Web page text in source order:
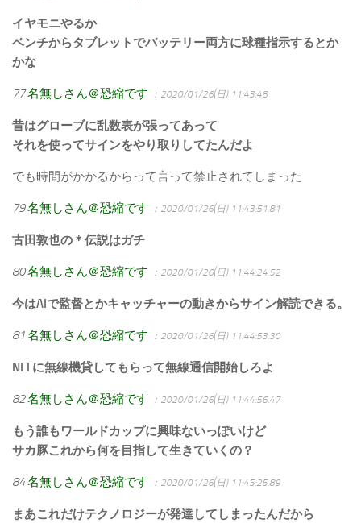
イヤモニやるか
ベンチからタブレットでバッテリー両方に球種指示するとか
かな
77名無しさん＠恐縮です ：2020/01/26(日) 11:43:48
昔はグローブに乱数表が張ってあって
それを使ってサインをやり取りしてたんだよ
でも時間がかかるからって言って禁止されてしまった
79名無しさん＠恐縮です ：2020/01/26(日) 11:43:51.81
古田敦也の＊伝説はガチ
80名無しさん＠恐縮です ：2020/01/26(日) 11:44:24.52
今はAIで監督とかキャッチャーの動きからサイン解読できる。
81名無しさん＠恐縮です ：2020/01/26(日) 11:44:53.30
NFLに無線機貸してもらって無線通信開始しろよ
82名無しさん＠恐縮です ：2020/01/26(日) 11:44:56.47
もう誰もワールドカップに興味ないっぽいけど
サカ豚これから何を目指して生きていくの？
84名無しさん＠恐縮です ：2020/01/26(日) 11:45:25.89
まあこれだけテクノロジーが発達してしまったんだから